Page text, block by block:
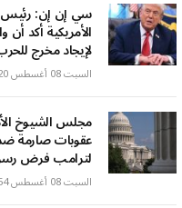
سي إن إن: رئيس
الأمريكية أكد
لإيجاد مخرج
السبت 08 أغسطس 10:20 ص
مجلس الشيوخ
عقوبات صارمة
لترامب فرض رسوم
السبت 08 أغسطس 9:54 ص